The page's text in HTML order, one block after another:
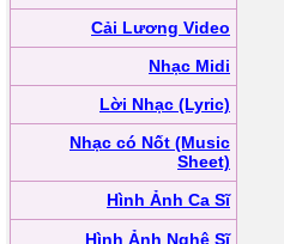
Cải Lương Video
Nhạc Midi
Lời Nhạc (Lyric)
Nhạc có Nốt (Music
Sheet)
Hình Ảnh Ca Sĩ
Hình Ảnh Nghệ Sĩ